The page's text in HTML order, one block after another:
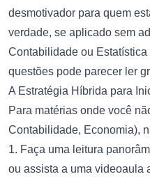
desmotivador para quem
verdade, se aplicado sem
Contabilidade ou
questões pode parecer ler
A Estratégia Híbrida para
Para matérias onde você
Contabilidade, Economia),
1. Faça uma leitura
ou assista a uma videoaula